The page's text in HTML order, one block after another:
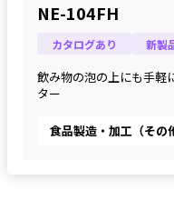
NE-104FH
カタログあり 新製
飲み物の泡の上にも手軽
ター
食品製造・加工（その